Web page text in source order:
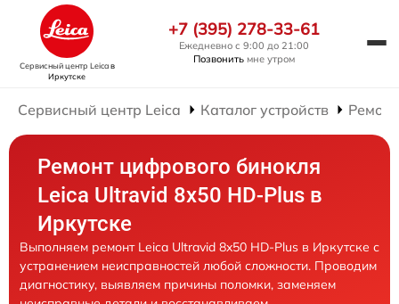
Сервисный центр Leicaв
Иркутске
+7 (395) 278-33-61
Ежедневно с 9:00 до 21:00
Позвонить мне утром
Сервисный центр Leica Каталог устройств
Ремонт цифрового бинокля
Leica Ultravid 8x50 HD-Plus в
Иркутске
Выполняем ремонт Leica Ultravid 8x50 HD-Plus в Иркутске с
устранением неисправностей любой сложности. Проводим
диагностику, выявляем причины поломки, заменяем